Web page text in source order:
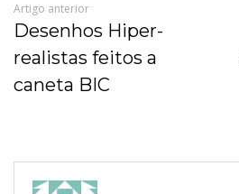
Artigo anterior
Desenhos Hiper-
realistas feitos a
caneta BIC